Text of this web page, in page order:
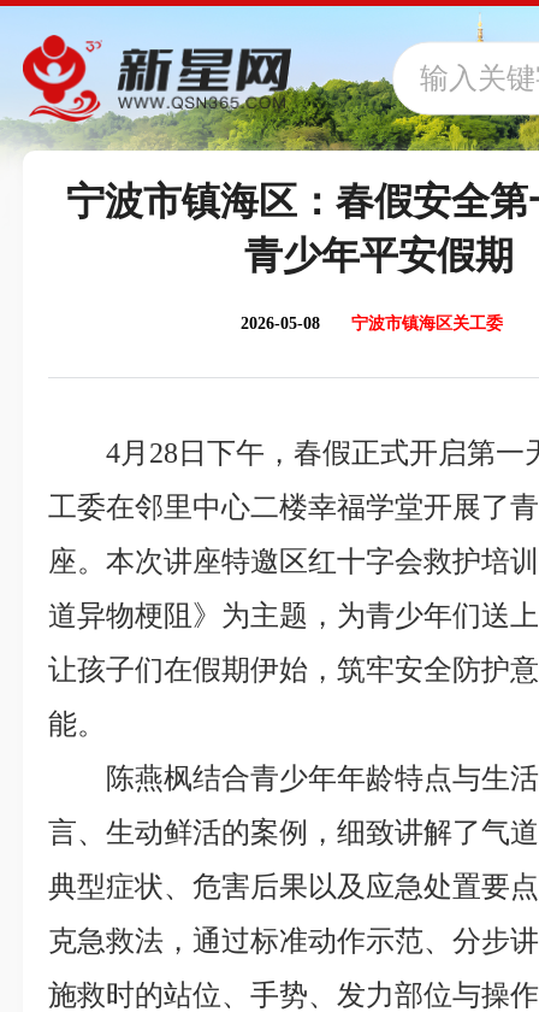
宁波市镇海区：春假安全
青少年平安假期
2026-05-08 宁波市镇海区关工委
4月28日下午，春假正式开启第
工委在邻里中心二楼幸福学堂开展了
座。本次讲座特邀区红十字会救护培
道异物梗阻》为主题，为青少年们送
让孩子们在假期伊始，筑牢安全防护
能。
陈燕枫结合青少年年龄特点与生
言、生动鲜活的案例，细致讲解了气
典型症状、危害后果以及应急处置要
克急救法，通过标准动作示范、分步
施救时的站位、手势、发力部位与操